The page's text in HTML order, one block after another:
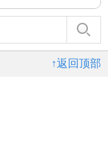
↑返回顶部